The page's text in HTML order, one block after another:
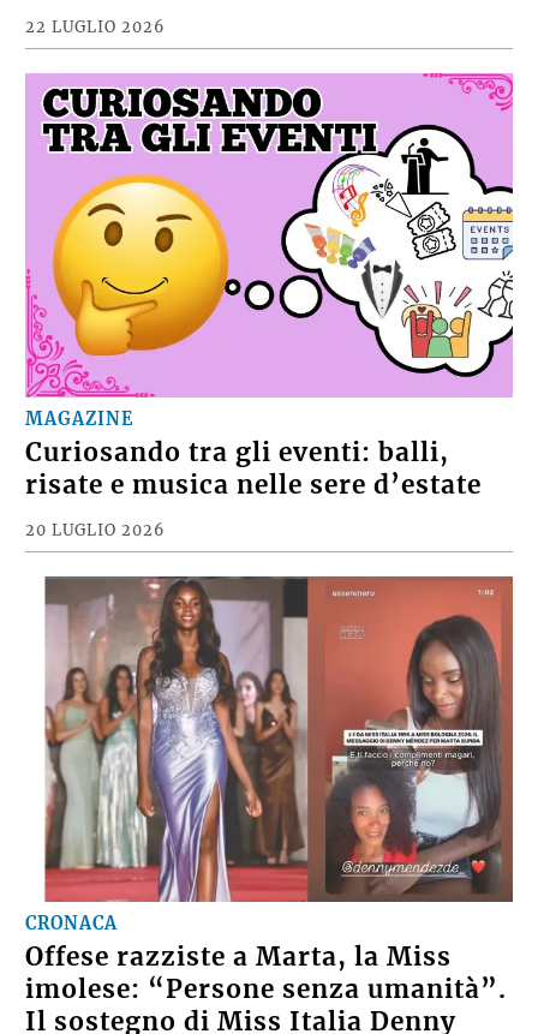
22 LUGLIO 2026
MAGAZINE
Curiosando tra gli eventi: balli,
risate e musica nelle sere d’estate
20 LUGLIO 2026
CRONACA
Offese razziste a Marta, la Miss
imolese: “Persone senza umanità”.
Il sostegno di Miss Italia Denny